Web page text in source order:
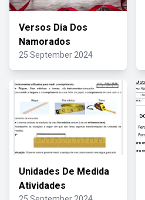
Versos Dia Dos
Namorados
25 September 2024
Unidades De Medida
Atividades